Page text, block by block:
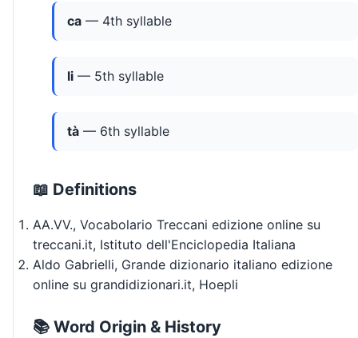
ca — 4th syllable
li — 5th syllable
tà — 6th syllable
📖 Definitions
AA.VV., Vocabolario Treccani edizione online su
treccani.it, Istituto dell'Enciclopedia Italiana
Aldo Gabrielli, Grande dizionario italiano edizione
online su grandidizionari.it, Hoepli
📚 Word Origin & History